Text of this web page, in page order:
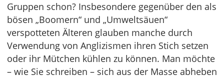
Gruppen schon? Insbesondere gegenüber den als
bösen „Boomern“ und „Umweltsäuen“
verspotteten Älteren glauben manche durch
Verwendung von Anglizismen ihren Stich setzen
oder ihr Mütchen kühlen zu können. Man möchte
– wie Sie schreiben – sich aus der Masse abheben